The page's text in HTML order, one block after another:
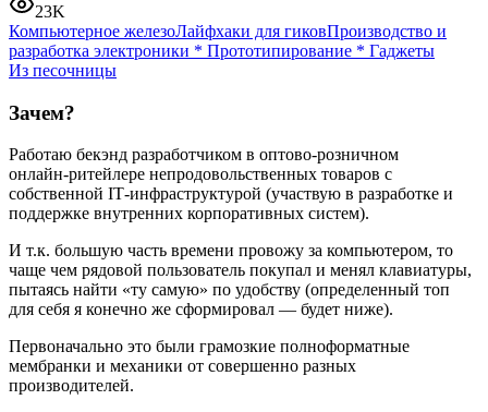
23K
Компьютерное железоЛайфхаки для гиковПроизводство и
разработка электроники * Прототипирование * Гаджеты
Из песочницы
Зачем?
Работаю бекэнд разработчиком в оптово‑розничном
онлайн‑ритейлере непродовольственных товаров с
собственной IT‑инфраструктурой (участвую в разработке и
поддержке внутренних корпоративных систем).
И т.к. большую часть времени провожу за компьютером, то
чаще чем рядовой пользователь покупал и менял клавиатуры,
пытаясь найти «ту самую» по удобству (определенный топ
для себя я конечно же сформировал — будет ниже).
Первоначально это были грамозкие полноформатные
мембранки и механики от совершенно разных
производителей.